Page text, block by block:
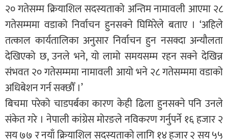
२० गतेसम्म क्रियाशिल सदस्यताको अन्तिम नामावली आएमा २८
गतेसम्ममा वडाको निर्वाचन हुनसक्ने घिमिरेले बताए । ‘अहिले
तत्काल कार्यतालिका अनुसार निर्वाचन हुन नसक्दा अन्यौलता
देखिएको छ, उनले भने, यो लामो समयसम्म रहन सक्ने देखिन्न
संभवत २० गतेसम्ममा नामावली आयो भने २८ गतेसम्ममा वडाको
अधिबेशन गर्न सक्छौँ ।’
बिचमा परेको चाडपर्बका कारण केही ढिला हुनसक्ने पनि उनले
संकेत गरे । नेपाली कांग्रेस मोरङले नविकरण गर्नुपर्ने १६ हजार २
सय ७७ र नयाँ क्रियाशिल सदस्यताको लागि १४ हजार २ सय ५५